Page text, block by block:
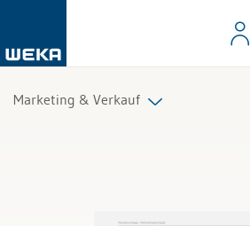
Marketing & Verkauf